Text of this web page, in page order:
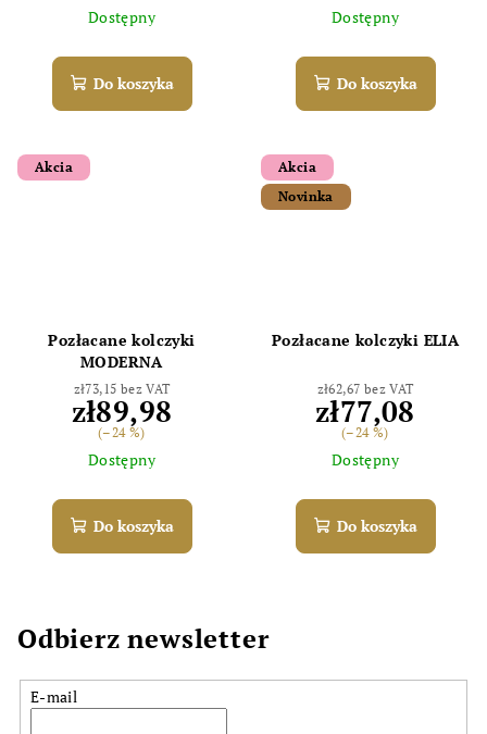
Dostępny
Do koszyka
Dostępny
Do koszyka
Akcia
Pozłacane kolczyki
MODERNA
zł73,15 bez VAT
zł89,98
(–24 %)
Dostępny
Do koszyka
Akcia
Novinka
Pozłacane kolczyki ELIA
zł62,67 bez VAT
zł77,08
(–24 %)
Dostępny
Do koszyka
Odbierz newsletter
E-mail